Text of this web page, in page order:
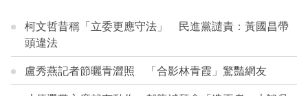
柯文哲昔稱「立委更應守法」 民進黨譴責：黃國昌帶
頭違法
盧秀燕記者節曬青澀照 「合影林青霞」驚豔網友